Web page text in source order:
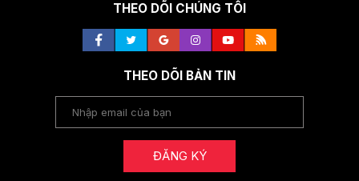
THEO DÕI CHÚNG TÔI
THEO DÕI BẢN TIN
ĐĂNG KÝ